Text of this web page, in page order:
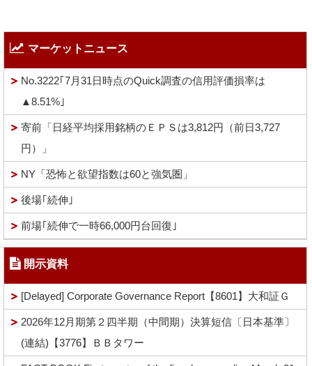
マーケットニュース
No.3222｢7月31日時点のQuick調査の信用評価損率は
▲8.51%｣
寄前「日経平均採用銘柄のＥＰＳは3,812円（前日3,727
円）」
NY「恐怖と欲望指数は60と強気圏」
後場｢続伸｣
前場｢続伸で一時66,000円台回復｣
開示資料
[Delayed] Corporate Governance Report【8601】大和証Ｇ
2026年12月期第２四半期（中間期）決算短信〔日本基準〕
(連結)【3776】ＢＢタワー